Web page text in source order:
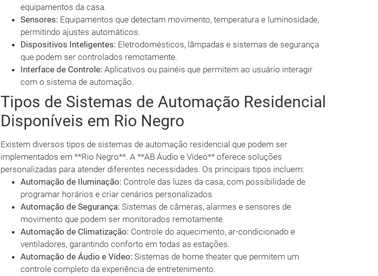
equipamentos da casa.
Sensores: Equipamentos que detectam movimento, temperatura e luminosidade,
permitindo ajustes automáticos.
Dispositivos Inteligentes: Eletrodomésticos, lâmpadas e sistemas de segurança
que podem ser controlados remotamente.
Interface de Controle: Aplicativos ou painéis que permitem ao usuário interagir
com o sistema de automação.
Tipos de Sistemas de Automação Residencial
Disponíveis em Rio Negro
Existem diversos tipos de sistemas de automação residencial que podem ser
implementados em **Rio Negro**. A **AB Áudio e Vídeo** oferece soluções
personalizadas para atender diferentes necessidades. Os principais tipos incluem:
Automação de Iluminação: Controle das luzes da casa, com possibilidade de
programar horários e criar cenários personalizados.
Automação de Segurança: Sistemas de câmeras, alarmes e sensores de
movimento que podem ser monitorados remotamente.
Automação de Climatização: Controle do aquecimento, ar-condicionado e
ventiladores, garantindo conforto em todas as estações.
Automação de Áudio e Vídeo: Sistemas de home theater que permitem um
controle completo da experiência de entretenimento.